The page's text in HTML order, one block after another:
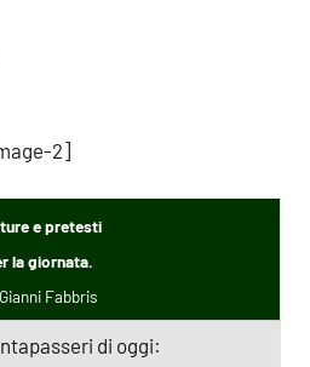
2]
e pretesti
la giornata.
Fabbris
di oggi: